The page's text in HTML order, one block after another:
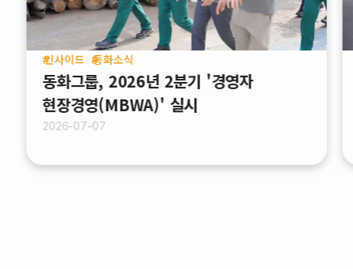
인사이드 동화소식
동화그룹, 2026년 2분기 '경영자
현장경영(MBWA)' 실시
2026-07-07